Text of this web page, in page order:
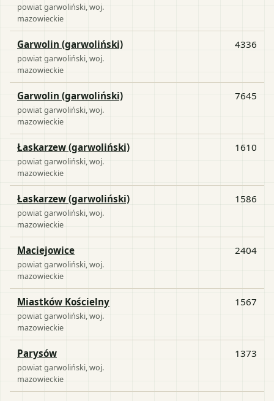
powiatgarwoliński , woj.
mazowieckie
Garwolin (garwoliński)
powiatgarwoliński , woj.
mazowieckie
4336
Garwolin (garwoliński)
powiatgarwoliński , woj.
mazowieckie
7645
Łaskarzew (garwoliński)
powiatgarwoliński , woj.
mazowieckie
1610
Łaskarzew (garwoliński)
powiatgarwoliński , woj.
mazowieckie
1586
Maciejowice
powiatgarwoliński , woj.
mazowieckie
2404
Miastków Kościelny
powiatgarwoliński , woj.
mazowieckie
1567
Parysów
powiatgarwoliński , woj.
mazowieckie
1373